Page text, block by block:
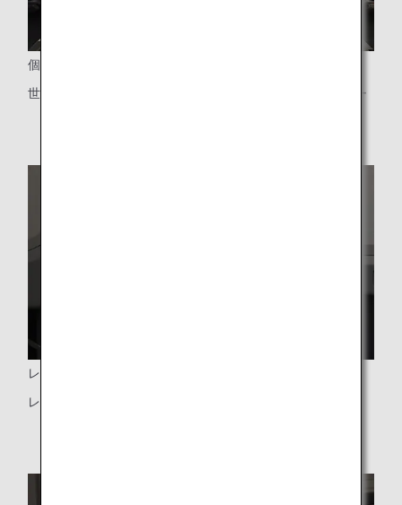
個人用シートモニター
世界最大級の15.6インチタッチパネル式パーソナルモニター
レッグレスト・フットレスト
レッグレスト・フットレスト